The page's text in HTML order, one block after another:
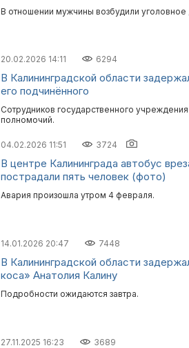
В отношении мужчины возбудили уголовное
20.02.2026 14:11 6294
В Калининградской области
его подчинённого
Сотрудников государственного
полномочий.
04.02.2026 11:51 3724
В центре Калининграда автобус
пострадали пять человек (фото)
Авария произошла утром 4 февраля.
14.01.2026 20:47 7448
В Калининградской области
коса» Анатолия Калину
Подробности ожидаются завтра.
27.11.2025 16:23 3689